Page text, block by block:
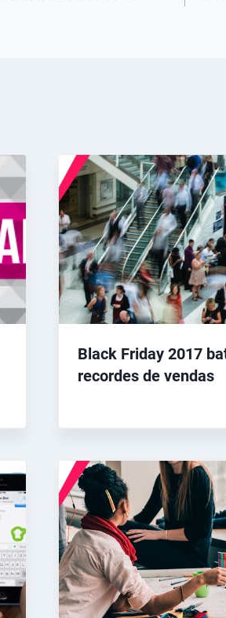
Black Friday 2017
recordes de vendas